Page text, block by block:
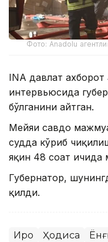
Фото: Anadolu
INA давлат ахборот
интервьюсида
бўлганини айтган.
Мейяҳи савдо
судда кўриб
яқин 48 соат ичида
Губернатор,
қилди.
Ироқ Ҳодиса